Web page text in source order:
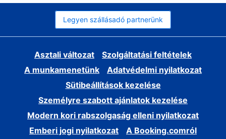
Legyen szállásadó partnerünk
Asztali változat
Szolgáltatási feltételek
A munkamenetünk
Adatvédelmi nyilatkozat
Sütibeállítások kezelése
Személyre szabott ajánlatok kezelése
Modern kori rabszolgaság elleni nyilatkozat
Emberi jogi nyilatkozat
A Booking.comról